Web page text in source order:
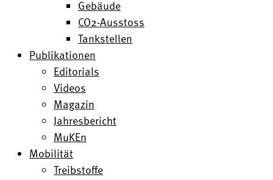
Gebäude
CO2-Ausstoss
Tankstellen
Publikationen
Editorials
Videos
Magazin
Jahresbericht
MuKEn
Mobilität
Treibstoffe